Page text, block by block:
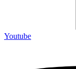
Youtube